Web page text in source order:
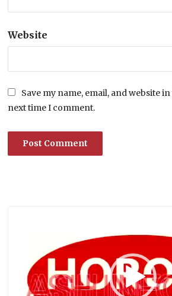
Website
Save my name, email, and website
next time I comment.